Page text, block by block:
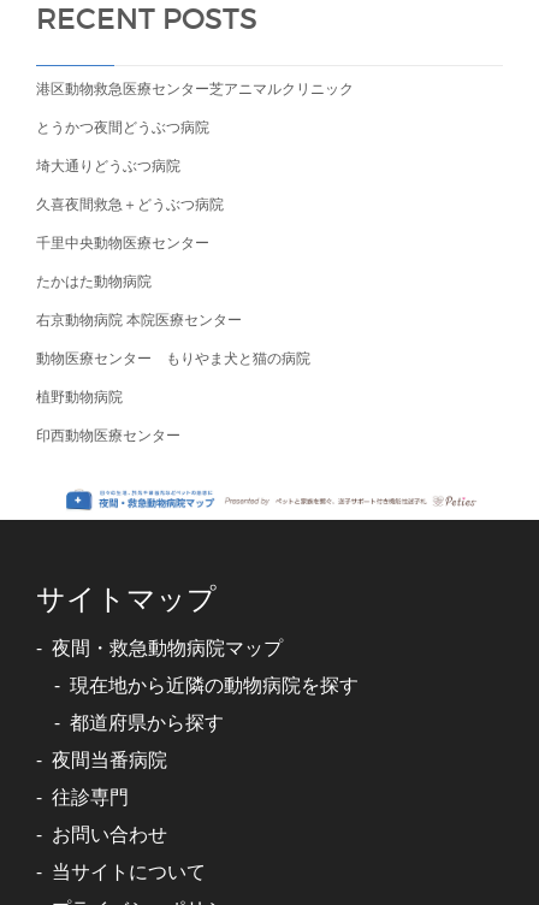
RECENT POSTS
港区動物救急医療センター芝アニマルクリニック
とうかつ夜間どうぶつ病院
埼大通りどうぶつ病院
久喜夜間救急＋どうぶつ病院
千里中央動物医療センター
たかはた動物病院
右京動物病院 本院医療センター
動物医療センター もりやま犬と猫の病院
植野動物病院
印西動物医療センター
サイトマップ
夜間・救急動物病院マップ
現在地から近隣の動物病院を探す
都道府県から探す
夜間当番病院
往診専門
お問い合わせ
当サイトについて